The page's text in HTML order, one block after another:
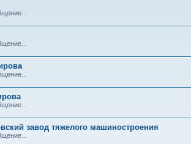
завод тяжелого машиностроения